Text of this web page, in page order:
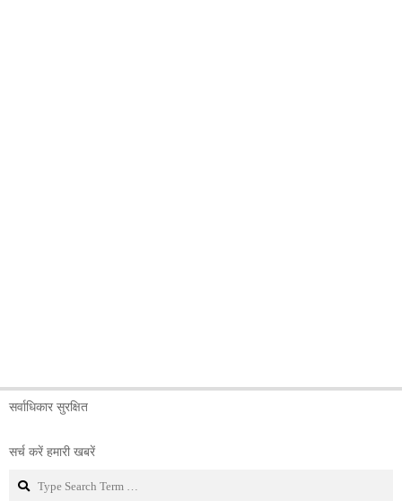
सर्वाधिकार सुरक्षित
सर्च करें हमारी खबरें